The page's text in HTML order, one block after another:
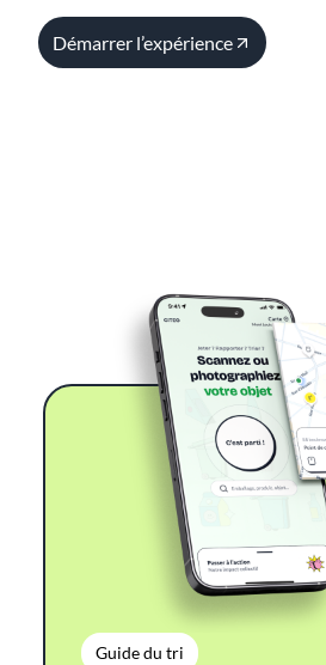
Démarrer l’expérience
Guide du tri